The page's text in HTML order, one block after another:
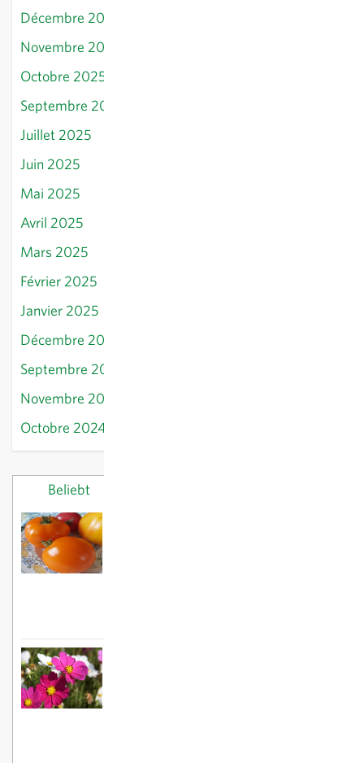
Décembre 2025
Novembre 2025
Octobre 2025
Septembre 2025
Juillet 2025
Juin 2025
Mai 2025
Avril 2025
Mars 2025
Février 2025
Janvier 2025
Décembre 2024
Septembre 2024
Novembre 2024
Octobre 2024
Beliebt